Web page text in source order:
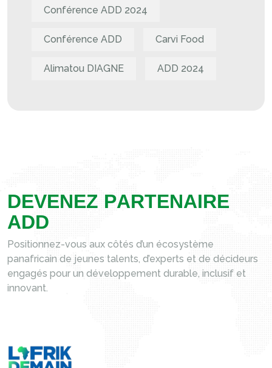
Conférence ADD 2024
Conférence ADD Carvi Food
Alimatou DIAGNE ADD 2024
DEVENEZ PARTENAIRE
ADD
Positionnez-vous aux côtés d’un écosystème
panafricain de jeunes talents, d’experts et de décideurs
engagés pour un développement durable, inclusif et
innovant.